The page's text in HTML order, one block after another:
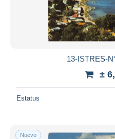
13-ISTRES-
±
Estatus
Nuevo